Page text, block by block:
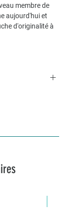
membre de
aujourd'hui et
d'originalité à